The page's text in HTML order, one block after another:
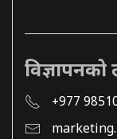
विज्ञापनको
+977